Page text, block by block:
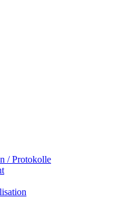
/ Protokolle